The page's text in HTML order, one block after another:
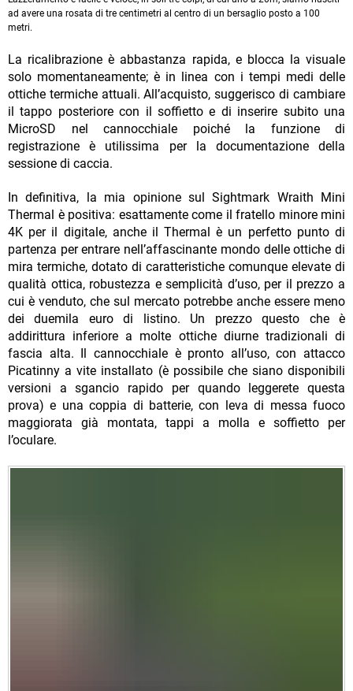
ad avere una rosata di tre centimetri al centro di un bersaglio posto a 100
metri.
La ricalibrazione è abbastanza rapida, e blocca la visuale
solo momentaneamente; è in linea con i tempi medi delle
ottiche termiche attuali. All’acquisto, suggerisco di cambiare
il tappo posteriore con il soffietto e di inserire subito una
MicroSD nel cannocchiale poiché la funzione di
registrazione è utilissima per la documentazione della
sessione di caccia.
In definitiva, la mia opinione sul Sightmark Wraith Mini
Thermal è positiva: esattamente come il fratello minore mini
4K per il digitale, anche il Thermal è un perfetto punto di
partenza per entrare nell’affascinante mondo delle ottiche di
mira termiche, dotato di caratteristiche comunque elevate di
qualità ottica, robustezza e semplicità d’uso, per il prezzo a
cui è venduto, che sul mercato potrebbe anche essere meno
dei duemila euro di listino. Un prezzo questo che è
addirittura inferiore a molte ottiche diurne tradizionali di
fascia alta. Il cannocchiale è pronto all’uso, con attacco
Picatinny a vite installato (è possibile che siano disponibili
versioni a sgancio rapido per quando leggerete questa
prova) e una coppia di batterie, con leva di messa fuoco
maggiorata già montata, tappi a molla e soffietto per
l’oculare.